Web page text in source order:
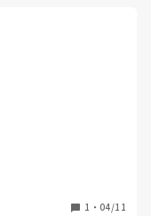
か。
すよね。
1 ・ 04/11